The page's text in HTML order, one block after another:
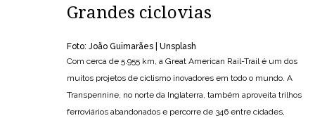
Grandes ciclovias
Foto: João Guimarães | Unsplash
Com cerca de 5.955 km, a Great American Rail-Trail é um dos
muitos projetos de ciclismo inovadores em todo o mundo. A
Transpennine, no norte da Inglaterra, também aproveita trilhos
ferroviários abandonados e percorre de 346 entre cidades,